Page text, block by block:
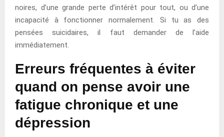
noires, d’une grande perte d’intérêt pour tout, ou d’une
incapacité à fonctionner normalement. Si tu as des
pensées suicidaires, il faut demander de l’aide
immédiatement.
Erreurs fréquentes à éviter
quand on pense avoir une
fatigue chronique et une
dépression